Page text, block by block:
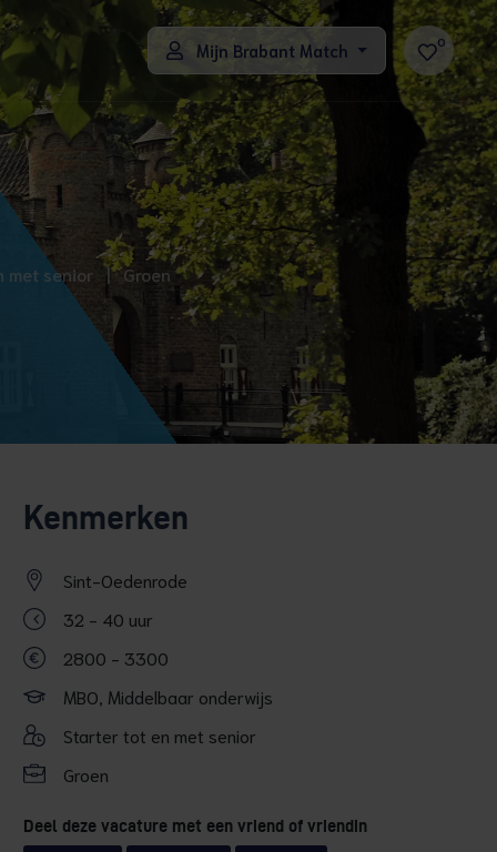
Mijn Brabant Match 0
met senior | Groen
Kenmerken
Sint-Oedenrode
32 - 40 uur
2800 - 3300
MBO, Middelbaar onderwijs
Starter tot en met senior
Groen
Deel deze vacature met een vriend of vriendin